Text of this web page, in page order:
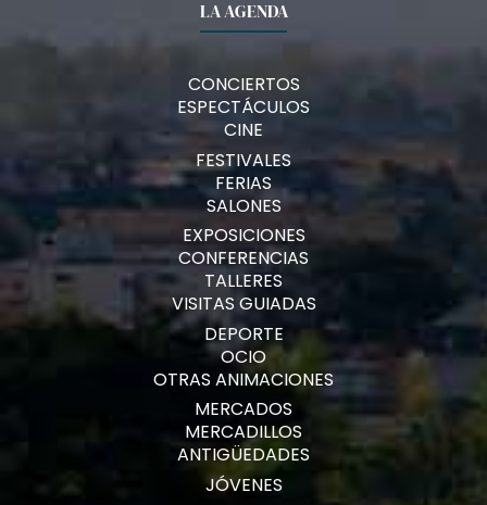
LA AGENDA
CONCIERTOS
ESPECTÁCULOS
CINE
FESTIVALES
FERIAS
SALONES
EXPOSICIONES
CONFERENCIAS
TALLERES
VISITAS GUIADAS
DEPORTE
OCIO
OTRAS ANIMACIONES
MERCADOS
MERCADILLOS
ANTIGÜEDADES
JÓVENES